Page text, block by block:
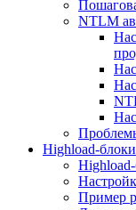
NTLM
Highload-блоки
Пример